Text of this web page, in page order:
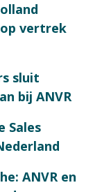
vertrek
sluit
bij ANVR
Sales
ANVR en